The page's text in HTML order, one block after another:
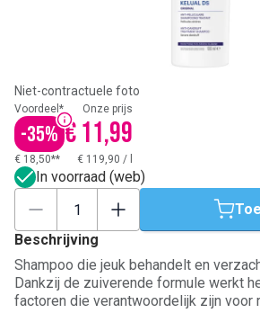
Niet-contractuele foto
Voordeel*
-35%
Onze prijs
€ 11,99
€ 18,50** € 119,90 /
In voorraad (web)
Beschrijving
Shampoo die jeuk behandelt en
Dankzij de zuiverende formule werkt
factoren die verantwoordelijk zijn voor